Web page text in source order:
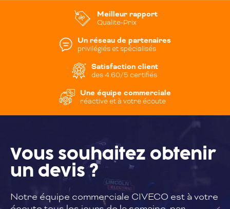
Meilleur rapport
Qualite-Prix
Un réseau de partenaires
privilégiés et spécialisés
Satisfaction client
des 4.60/5 certifiés
Une équipe commerciale
réactive et à votre écoute
Vous souhaitez obtenir
un devis ?
Notre équipe commerciale CIVECO est àvotre